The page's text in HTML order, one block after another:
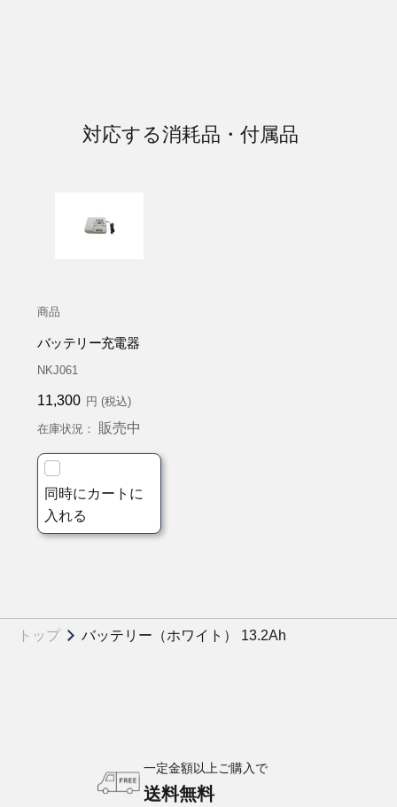
対応する消耗品・付属品
商品
バッテリー充電器
NKJ061
11,300 円 (税込)
在庫状況： 販売中
同時にカートに
入れる
トップ バッテリー（ホワイト） 13.2Ah
一定金額以上ご購入で
送料無料